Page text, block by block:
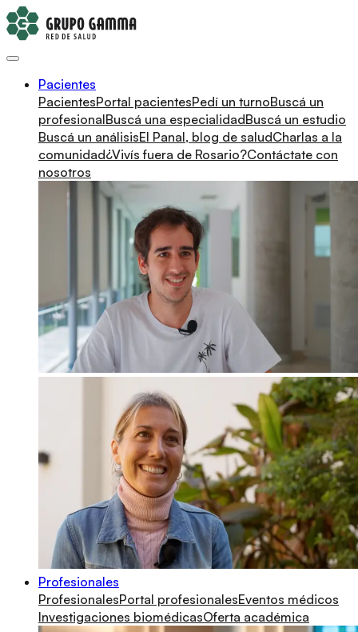
Pacientes
PacientesPortal pacientesPedí un turnoBuscá un
profesionalBuscá una especialidadBuscá un estudio
Buscá un análisisEl Panal, blog de saludCharlas a la
comunidad¿Vivís fuera de Rosario?Contáctate con
nosotros
Profesionales
ProfesionalesPortal profesionalesEventos médicos
Investigaciones biomédicasOferta académica